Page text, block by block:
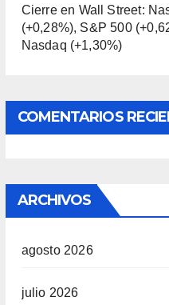
Cierre en Wall Street:
(+0,28%), S&P 500
Nasdaq (+1,30%)
COMENTARIOS
ARCHIVOS
agosto 2026
julio 2026